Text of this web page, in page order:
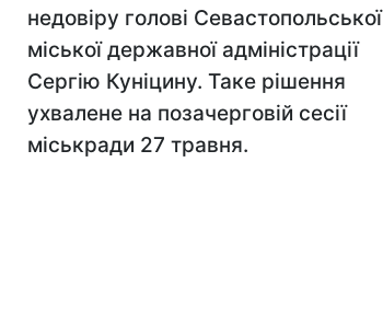
недовіру голові Севастопольської
міської державної адміністрації
Сергію Куніцину. Таке рішення
ухвалене на позачерговій сесії
міськради 27 травня.